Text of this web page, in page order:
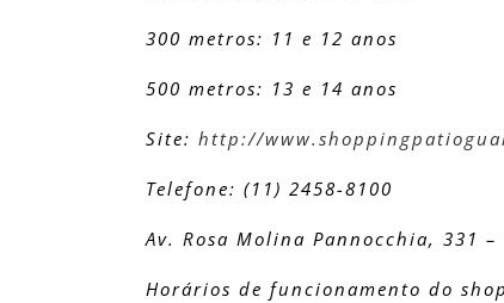
300 metros: 11 e 12 anos
500 metros: 13 e 14 anos
Site: http://
Telefone: (11) 2458-8100
Av. Rosa Molina Pannocchia, 331
Horários de funcionamento do